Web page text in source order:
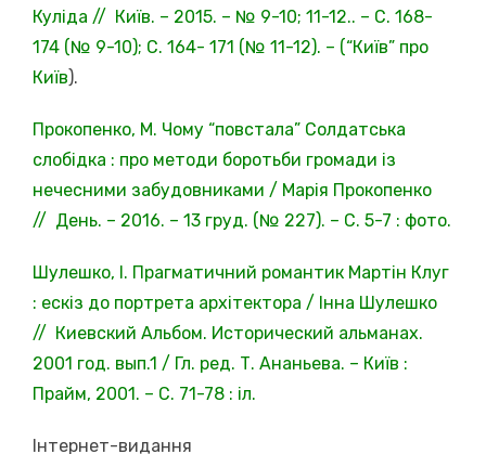
Куліда // Київ. – 2015. – № 9-10; 11-12.. – С. 168-
174 (№ 9-10); С. 164- 171 (№ 11-12). – (“Київ” про
Київ).
Прокопенко, М. Чому “повстала” Солдатська
слобідка : про методи боротьби громади із
нечесними забудовниками / Марія Прокопенко
// День. – 2016. – 13 груд. (№ 227). – С. 5-7 : фото.
Шулешко, І. Прагматичний романтик Мартін Клуг
: ескіз до портрета архітектора / Інна Шулешко
// Киевский Альбом. Исторический альманах.
2001 год. вып.1 / Гл. ред. Т. Ананьева. – Київ :
Прайм, 2001. – С. 71-78 : іл.
Інтернет-видання